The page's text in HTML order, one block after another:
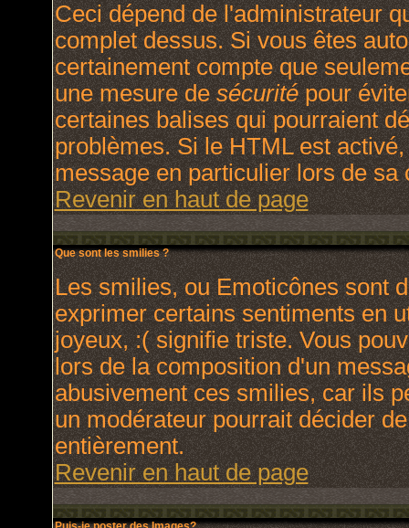
Ceci dépend de l'administrateur
complet dessus. Si vous êtes
certainement compte que
une mesure desécuritépour
certaines balises qui pourraient
problèmes. Si le HTML est
message en particulier lors de sa
Revenir en haut de page
Que sont les smilies ?
Les smilies, ou Emoticônes sont
exprimer certains sentiments en
joyeux, :( signifie triste. Vous
lors de la composition d'un
abusivement ces smilies, car ils
un modérateur pourrait décider
entièrement.
Revenir en haut de page